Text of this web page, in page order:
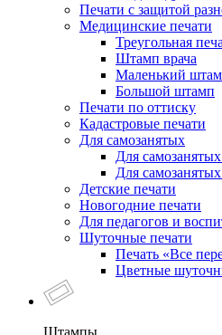
Печати с защитой
Медицинские печати
Треугольная
Штамп врача
Маленький
Большой штамп
Печати по оттиску
Кадастровые печати
Для самозанятых
Для
Для
Детские печати
Новогодние печати
Для педагогов и
Шуточные печати
Печать «Все
Цветные
Штампы